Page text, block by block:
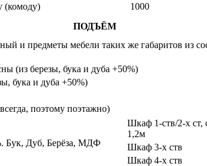
(комоду)
1000
ПОДЪЁМ
и предметы мебели таких же габаритов из
(из березы, бука и дуба +50%)
бука и дуба +50%)
поэтому поэтажно)
Бук, Дуб, Берёза, МДФ
Шкаф 1-ств/2-х
1,2м
Шкаф 3-х ств
Шкаф 4-х ств